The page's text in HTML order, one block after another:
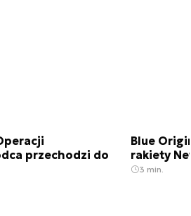
przechodzi do
Blue
rakiety
3 min.